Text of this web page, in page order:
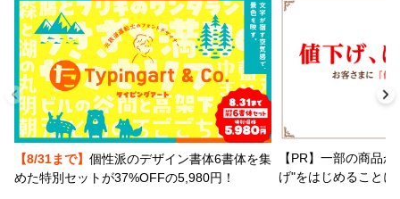
【8/31まで】 個性派のデザイン書体6書体を集
めた特別セットが37%OFFの5,980円！
【PR】一部の商品
げ"をはじめること